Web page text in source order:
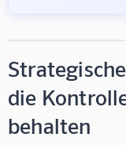
die
behalten